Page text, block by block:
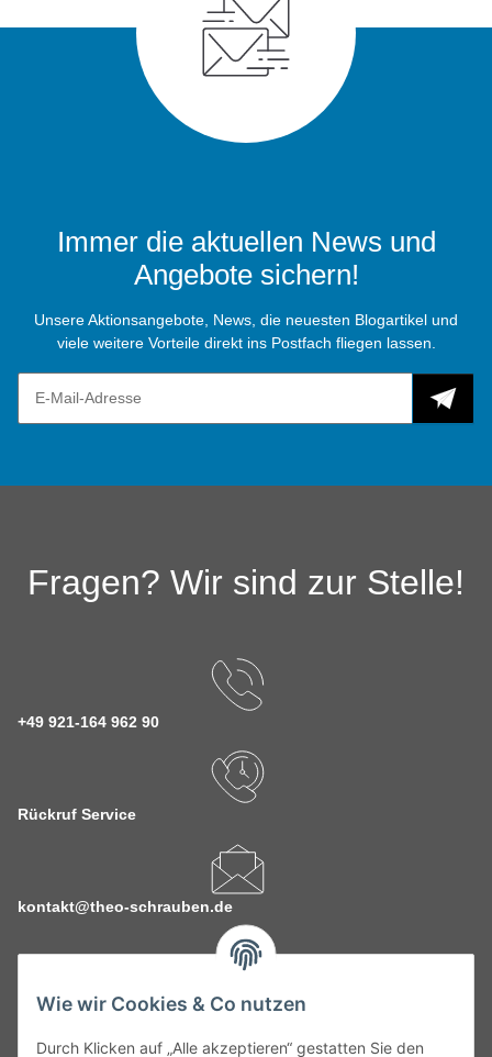
Wie wir Cookies & Co nutzen
Durch Klicken auf „Alle akzeptieren“ gestatten Sie den
Immer die aktuellen News und
Angebote sichern!
Unsere Aktionsangebote, News, die neuesten Blogartikel und
viele weitere Vorteile direkt ins Postfach fliegen lassen.
Fragen? Wir sind zur Stelle!
+49 921-164 962 90
Rückruf Service
kontakt@theo-schrauben.de